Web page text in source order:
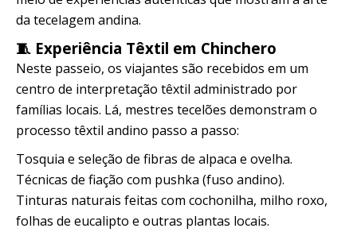
da tecelagem andina.
🧵 Experiência Têxtil em Chinchero
Neste passeio, os viajantes são recebidos em um
centro de interpretação têxtil administrado por
famílias locais. Lá, mestres tecelões demonstram o
processo têxtil andino passo a passo:
Tosquia e seleção de fibras de alpaca e ovelha.
Técnicas de fiação com pushka (fuso andino).
Tinturas naturais feitas com cochonilha, milho roxo,
folhas de eucalipto e outras plantas locais.